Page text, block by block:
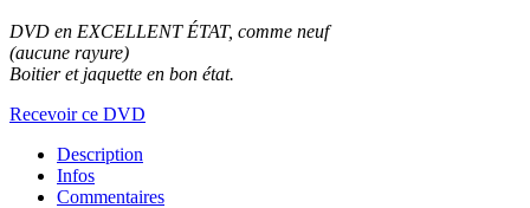
DVD en EXCELLENT ÉTAT, comme neuf
(aucune rayure)
Boitier et jaquette en bon état.
Recevoir ce DVD
Description
Infos
Commentaires